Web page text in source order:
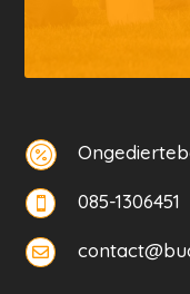

 085-1306451
